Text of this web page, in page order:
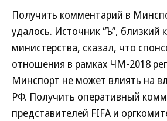
Получить комментарий в
удалось. Источник “Ъ”, близкий
министерства, сказал, что
отношения в рамках ЧМ-2018
Минспорт не может влиять на
РФ. Получить оперативный
представителей FIFA и